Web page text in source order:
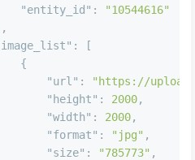
"entity_type"
:
,
"image_list"
"url":
"https://upload-
"height"
2000
"width": 2000,
"format"
: "jpg",